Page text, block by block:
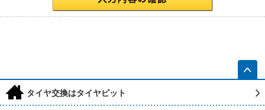
h タイヤ交換はタイヤピット